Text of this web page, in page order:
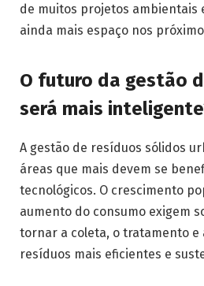
de muitos projetos ambientais
ainda mais espaço nos
O futuro da gestão
será mais
A gestão de resíduos sólidos
áreas que mais devem se
tecnológicos. O crescimento
aumento do consumo exigem
tornar a coleta, o tratamento e
resíduos mais eficientes e